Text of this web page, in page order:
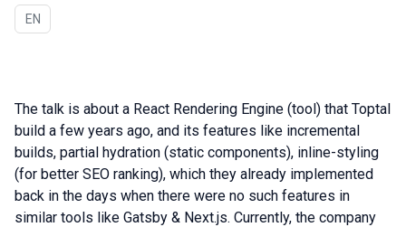
На английском языке
EN
The talk is about a React Rendering Engine (tool) that Toptal
build a few years ago, and its features like incremental
builds, partial hydration (static components), inline-styling
(for better SEO ranking), which they already implemented
back in the days when there were no such features in
similar tools like Gatsby & Next.js. Currently, the company